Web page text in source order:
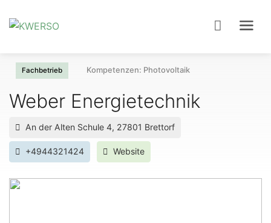
Fachbetrieb Kompetenzen: Photovoltaik
Weber Energietechnik
+4944321424 Website